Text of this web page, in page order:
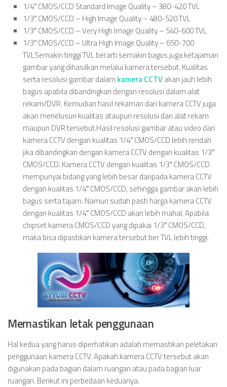
1/4″ CMOS/CCD Standard Image Quality – 380-420 TVL
1/3″ CMOS/CCD – High Image Quality – 480-520 TVL
1/3″ CMOS/CCD – Very High Image Quality – 540-600 TVL
1/3″ CMOS/CCD – Ultra High Image Quality – 650-700
TVLSemakin tinggi TVL berarti semakin bagus juga ketajaman
gambar yang dihasilkan melalui kamera tersebut. Kualitas
serta resolusi gambar dalam kamera CCTVakan jauh lebih
bagus apabila dibandingkan dengan resolusi dalam alat
rekam/DVR. Kemudian hasil rekaman dari kamera CCTV juga
akan menelusuri kualitas ataupun resolusi dari alat rekam
maupun DVR tersebut.Hasil resolusi gambar atau video dari
kamera CCTV dengan kualitas 1/4″ CMOS/CCD lebih rendah
jika dibandingkan dengan kamera CCTV dengan kualitas 1/3″
CMOS/CCD. Kamera CCTV dengan kualitas 1/3″ CMOS/CCD
mempunyai bidang yang lebih besar daripada kamera CCTV
dengan kualitas 1/4″ CMOS/CCD, sehingga gambar akan lebih
bagus serta tajam. Namun sudah pasti harga kamera CCTV
dengan kualitas 1/4″ CMOS/CCD akan lebih mahal. Apabila
chipset kamera CMOS/CCD yang dipakai 1/3″ CMOS/CCD,
maka bisa dipastikan kamera tersebut ber TVL lebih tinggi.
Memastikan letak penggunaan
Hal kedua yang harus diperhatikan adalah memastikan peletakan
penggunaan kamera CCTV. Apakah kamera CCTV tersebut akan
digunakan pada bagian dalam ruangan atau pada bagian luar
ruangan. Berikut ini perbedaan keduanya.